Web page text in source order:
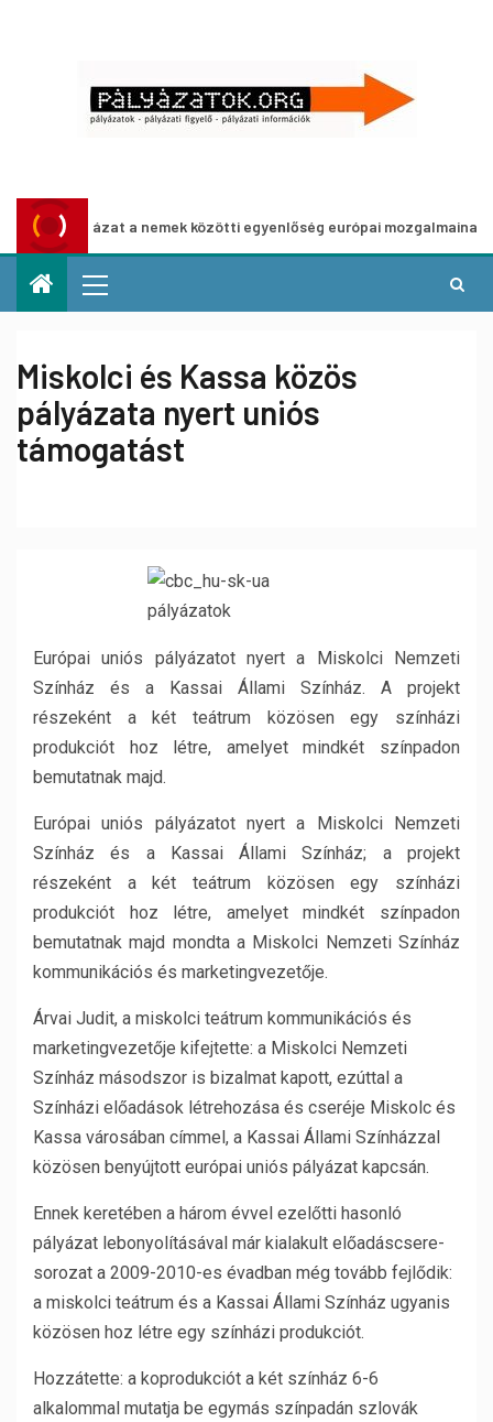
Pályázat a nemek közötti egyenlőség európai mozgalmainak
Miskolci és Kassa közös
pályázata nyert uniós
támogatást
Európai uniós pályázatot nyert a Miskolci Nemzeti
Színház és a Kassai Állami Színház. A projekt
részeként a két teátrum közösen egy színházi
produkciót hoz létre, amelyet mindkét színpadon
bemutatnak majd.
Európai uniós pályázatot nyert a Miskolci Nemzeti
Színház és a Kassai Állami Színház; a projekt
részeként a két teátrum közösen egy színházi
produkciót hoz létre, amelyet mindkét színpadon
bemutatnak majd mondta a Miskolci Nemzeti Színház
kommunikációs és marketingvezetője.
Árvai Judit, a miskolci teátrum kommunikációs és
marketingvezetője kifejtette: a Miskolci Nemzeti
Színház másodszor is bizalmat kapott, ezúttal a
Színházi előadások létrehozása és cseréje Miskolc és
Kassa városában címmel, a Kassai Állami Színházzal
közösen benyújtott európai uniós pályázat kapcsán.
Ennek keretében a három évvel ezelőtti hasonló
pályázat lebonyolításával már kialakult előadáscsere-
sorozat a 2009-2010-es évadban még tovább fejlődik:
a miskolci teátrum és a Kassai Állami Színház ugyanis
közösen hoz létre egy színházi produkciót.
Hozzátette: a koprodukciót a két színház 6-6
alkalommal mutatja be egymás színpadán szlovák